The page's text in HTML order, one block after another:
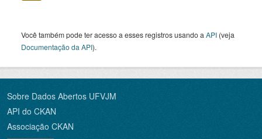
Você também pode ter acesso a esses registros usando a API (veja
Documentação da API).
Sobre Dados Abertos UFVJM
API do CKAN
Associação CKAN